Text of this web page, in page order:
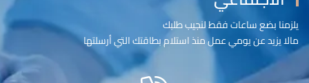
يلزمنا بضع ساعات فقط لنجيب طلبك
مالا يزيد عن يومي عمل منذ استلام بطاقتك التي أرسلتها